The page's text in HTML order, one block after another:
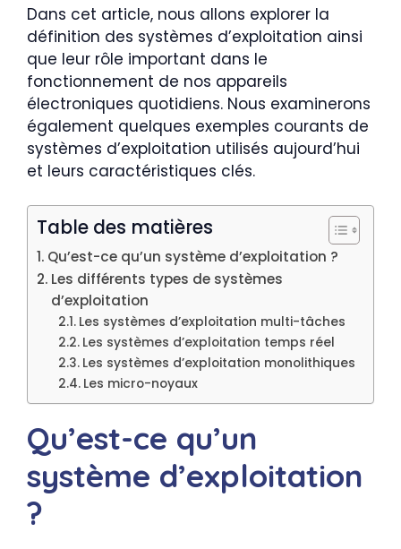
Dans cet article, nous allons explorer la
définition des systèmes d’exploitation ainsi
que leur rôle important dans le
fonctionnement de nos appareils
électroniques quotidiens. Nous examinerons
également quelques exemples courants de
systèmes d’exploitation utilisés aujourd’hui
et leurs caractéristiques clés.
Table des matières
Qu’est-ce qu’un système d’exploitation ?
Les différents types de systèmes
d’exploitation
Les systèmes d’exploitation multi-tâches
Les systèmes d’exploitation temps réel
Les systèmes d’exploitation monolithiques
Les micro-noyaux
Qu’est-ce qu’un
système d’exploitation
?